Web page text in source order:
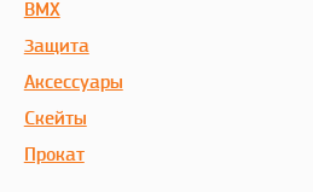
BMX
Защита
Аксессуары
Скейты
Прокат